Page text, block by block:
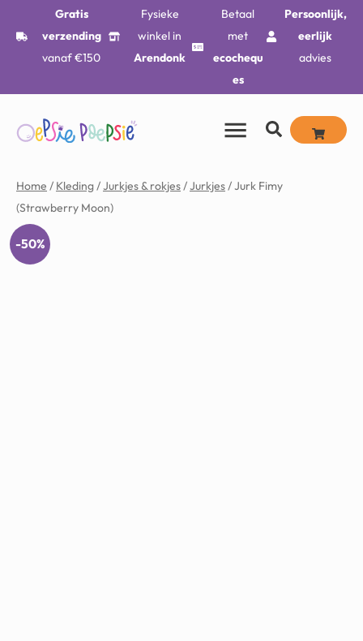
Gratis
verzending
vanaf €150
Fysieke
winkel in
Arendonk
Betaal
met
ecochequ
es
Persoonlijk,
eerlijk
advies
Home / Kleding/Jurkjes & rokjes/Jurkjes/ Jurk Fimy
(Strawberry Moon)
-50%